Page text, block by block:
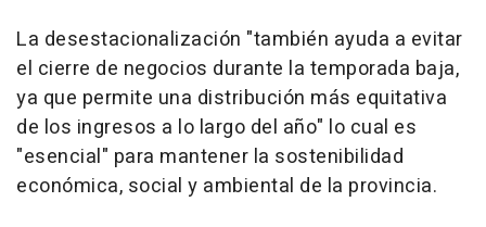
La desestacionalización "también ayuda a evitar
el cierre de negocios durante la temporada baja,
ya que permite una distribución más equitativa
de los ingresos a lo largo del año" lo cual es
"esencial" para mantener la sostenibilidad
económica, social y ambiental de la provincia.